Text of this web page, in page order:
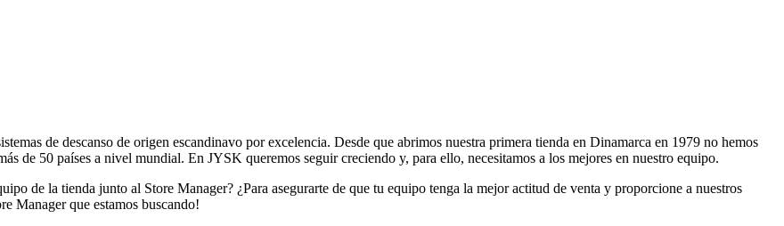
de descanso de origen escandinavo por excelencia. Desde que abrimos nuestra primera tienda en Dinamarca en 1979 no hemos
de 50 países a nivel mundial. En JYSK queremos seguir creciendo y, para ello, necesitamos a los mejores en nuestro equipo.
de la tienda junto al Store Manager? ¿Para asegurarte de que tu equipo tenga la mejor actitud de venta y proporcione a nuestros
Manager que estamos buscando!